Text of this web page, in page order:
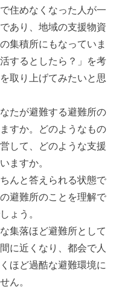
住めなくなった人が一
あり、地域の支援物資
集積所にもなっていま
するとしたら？」を考
取り上げてみたいと思
たが避難する避難所の
すか。どのようなもの
して、どのような支援
ますか。
んと答えられる状態で
避難所のことを理解で
ょう。
集落ほど避難所として
に近くなり、都会で人
ほど過酷な避難環境に
ん。